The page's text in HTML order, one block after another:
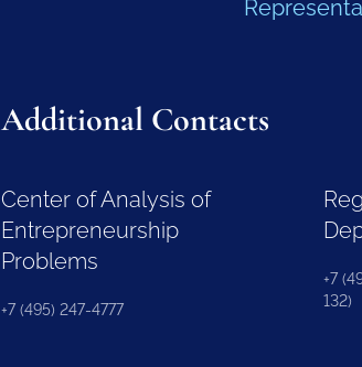
Additional Contacts
Center of Analysis of
Entrepreneurship
Problems
+7 (495) 247-4777
+7
132)